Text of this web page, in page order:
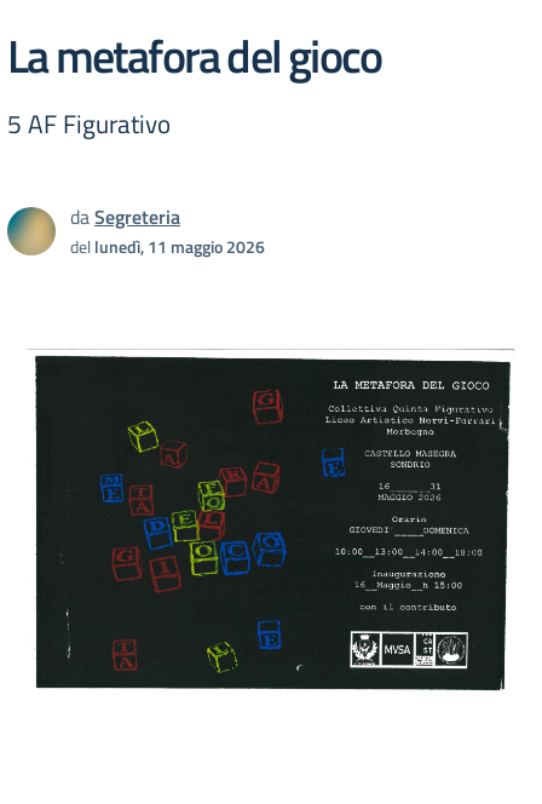
La metafora del gioco
5 AF Figurativo
daSegreteria
dellunedì, 11 maggio 2026